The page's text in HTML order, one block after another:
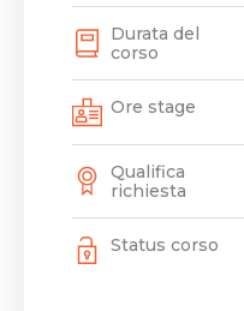
Durata del
corso
Ore stage
Qualifica
richiesta
Status corso